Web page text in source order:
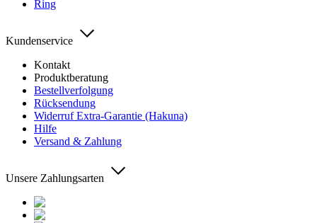
Ring
Kundenservice
Kontakt
Produktberatung
Bestellverfolgung
Rücksendung
Widerruf Extra-Garantie (Hakuna)
Hilfe
Versand & Zahlung
Unsere Zahlungsarten